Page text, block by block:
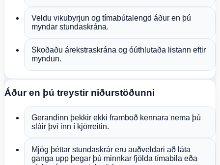
Veldu vikubyrjun og tímabútalengd áður en þú
myndar stundaskrána.
Skoðaðu árekstraskrána og óúthlutaða listann eftir
myndun.
Áður en þú treystir niðurstöðunni
Gerandinn þekkir ekki framboð kennara nema þú
sláir því inn í kjörreitin.
Mjög þéttar stundaskrár eru auðveldari að láta
ganga upp þegar þú minnkar fjölda tímabila eða